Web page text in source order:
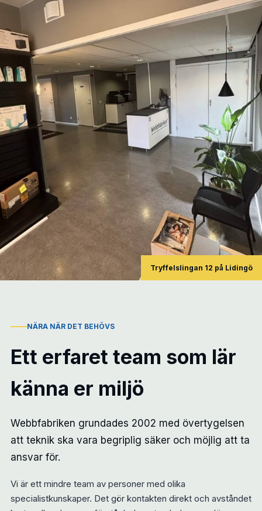
Tryffelslingan 12 på Lidingö
NÄRA NÄR DET BEHÖVS
Ett erfaret team som lär
känna er miljö
Webbfabriken grundades 2002 med övertygelsen
att teknik ska vara begriplig säker och möjlig att ta
ansvar för.
Vi är ett mindre team av personer med olika
specialistkunskaper. Det gör kontakten direkt och avståndet